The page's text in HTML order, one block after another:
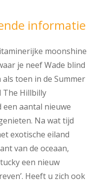
informatie
moonshine
je neef Wade blind
toen in de Summer
The Hillbilly
aantal nieuwe
Na wat tijd
exotische eiland
van de oceaan,
een nieuw
Heeft u zich ook